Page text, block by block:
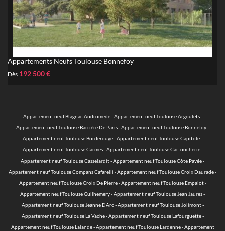
Appartements Neufs Toulouse Bonnefoy
Dès 192 500 €
Appartement neuf Blagnac Andromede-Appartement neuf Toulouse Argoulets-
Appartement neuf Toulouse Barrière De Paris-Appartement neuf Toulouse Bonnefoy-
Appartement neuf Toulouse Borderouge-Appartement neuf Toulouse Capitole-
Appartement neuf Toulouse Carmes-Appartement neuf Toulouse Cartoucherie-
Appartement neuf Toulouse Casselardit-Appartement neuf Toulouse Côte Pavée-
Appartement neuf Toulouse Compans Cafarelli -Appartement neuf Toulouse Croix Daurade-
Appartement neuf Toulouse Croix De Pierre-Appartement neuf Toulouse Empalot-
Appartement neuf Toulouse Guilhemery-Appartement neuf Toulouse Jean Jaures-
Appartement neuf Toulouse Jeanne DArc-Appartement neuf Toulouse Jolimont-
Appartement neuf Toulouse La Vache-Appartement neuf Toulouse Lafourguette-
Appartement neuf Toulouse Lalande-Appartement neuf Toulouse Lardenne-Appartement